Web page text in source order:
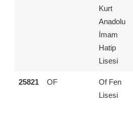
Kurt
Anadolu
İmam
Hatip
Lisesi
25821 OF
Of Fen
Lisesi